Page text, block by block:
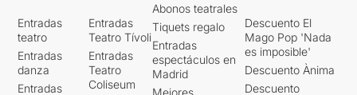
Entradas
teatro
Entradas
danza
Entradas
Entradas
Teatro Tívoli
Entradas
Teatro
Coliseum
Abonos teatrales
Tiquets regalo
Entradas
espectáculos en
Madrid
Mejores
Descuento El
Mago Pop 'Nada
es imposible'
Descuento Ànima
Descuento